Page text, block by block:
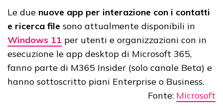
Le due nuove app per interazione con i contatti
e ricerca file sono attualmente disponibili in
Windows 11 per utenti e organizzazioni con in
esecuzione le app desktop di Microsoft 365,
fanno parte di M365 Insider (solo canale Beta) e
hanno sottoscritto piani Enterprise o Business.
Fonte: Microsoft